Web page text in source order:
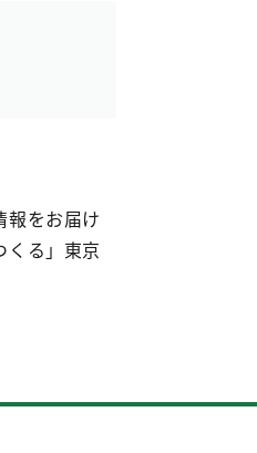
報をお届け
くる」東京